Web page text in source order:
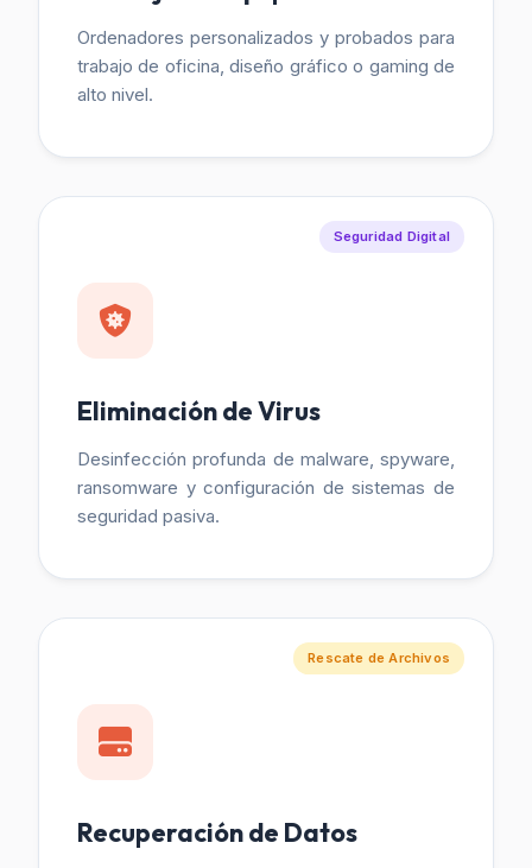
Ordenadores personalizados y probados para
trabajo de oficina, diseño gráfico o gaming de
alto nivel.
Seguridad Digital
Eliminación de Virus
Desinfección profunda de malware, spyware,
ransomware y configuración de sistemas de
seguridad pasiva.
Rescate de Archivos
Recuperación de Datos